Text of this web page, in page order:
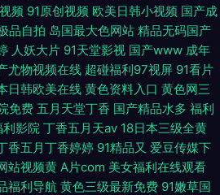
频 91原创视频 欧美日韩小视频 国产成
品自拍 岛国最大色网站 精品无码国产
人妖大片 91天堂影视 国产www 成年
尤物视频在线 超碰福利97视屏 91看片
日韩欧美在线 黄色资料入口 黄色网三
免费 五月天堂丁香 国产精品水多 福利
利影院 丁香五月天av 18日本三级全黄
香五月丁香婷婷 91精品又 爱豆传媒下
站视频黄 A片com 美女福利在线观看
福利导航 黄色三级最新免费 91嫩草国